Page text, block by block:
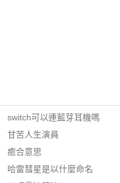
switch可以連藍芽耳機嗎
甘苦人生演員
癒合意思
哈雷彗星是以什麼命名